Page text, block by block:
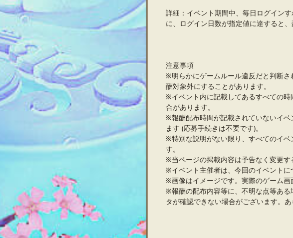
詳細：イベント期間中、毎日ログイン
に、ログイン日数が指定値に達すると
注意事項
※明らかにゲームルール違反だと判断
酬対象外にすることがあります。
※イベント内に記載してあるすべての
合があります。
※報酬配布時間が記載されていないイ
ます (応募手続きは不要です)。
※特別な説明がない限り、すべてのイ
す。
※当ページの掲載内容は予告なく変更す
※イベント主催者は、今回のイベントに
※画像はイメージです。実際のゲーム画
※報酬の配布内容等に、不明な点等あ
タが確認できない場合がございます。